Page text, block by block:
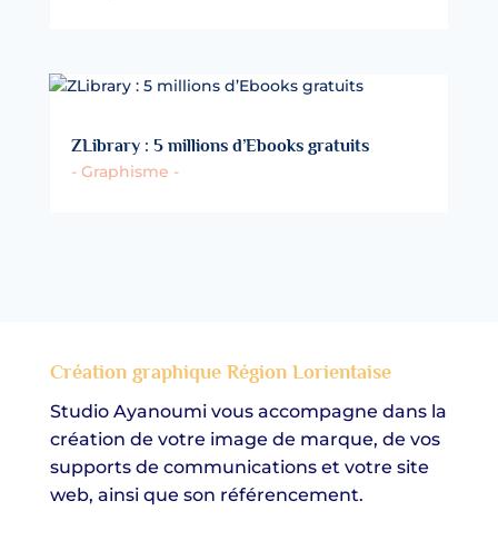
ZLibrary : 5 millions d’Ebooks gratuits
- Graphisme -
Création graphique Région Lorientaise
Studio Ayanoumi vous accompagne dans la
création de votre image de marque, de vos
supports de communications et votre site
web, ainsi que son référencement.